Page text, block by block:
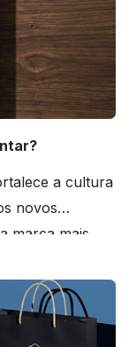
a cultura
novos
marca mais